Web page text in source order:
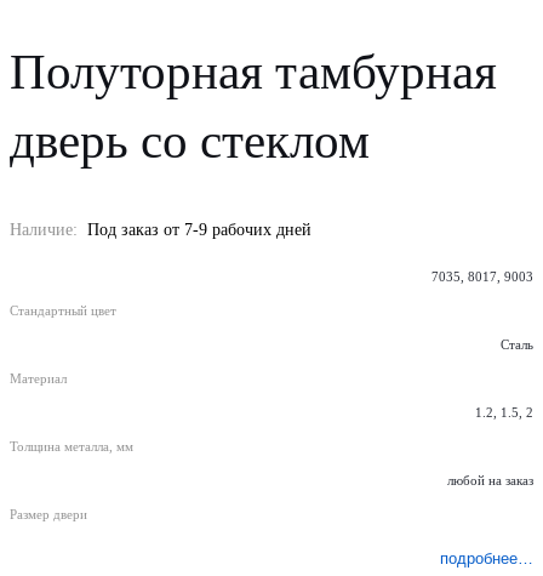
Полуторная тамбурная
дверь со стеклом
Наличие: Под заказ от 7-9 рабочих дней
7035, 8017, 9003
Стандартный цвет
Сталь
Материал
1.2, 1.5, 2
Толщина металла, мм
любой на заказ
Размер двери
подробнее…